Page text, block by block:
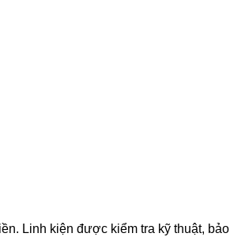
Linh kiện được kiểm tra kỹ thuật,